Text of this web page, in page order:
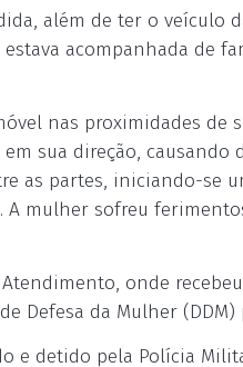
além de ter o veículo
acompanhada de
nas proximidades de
sua direção, causando
as partes, iniciando-se
A mulher sofreu
onde
Defesa da Mulher
detido pela Polícia